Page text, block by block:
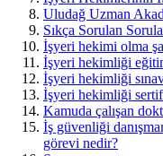
Uludağ Uzman
Sıkça Sorulan
İşyeri hekimi olma
İşyeri hekimliği
İşyeri hekimliği
İşyeri hekimliği
Kamuda çalışan
İş güvenliği
görevi nedir?